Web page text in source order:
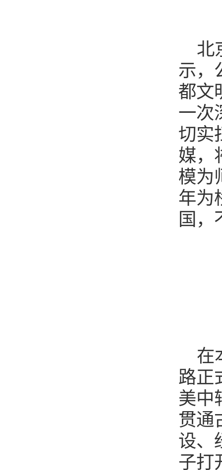
北
示，
都文
一次
切实
媒，
模为
年为
国，
在
路正
美中
贯通
设、
子打